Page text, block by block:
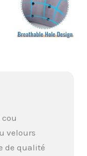
velours
de qualité